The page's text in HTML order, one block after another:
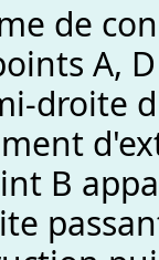
de
A,
droite
B